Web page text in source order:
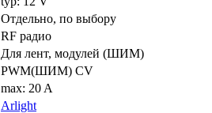
Отдельно, по выбору
RF радио
Для лент, модулей (ШИМ)
PWM(ШИМ) CV
max: 20 A
Arlight